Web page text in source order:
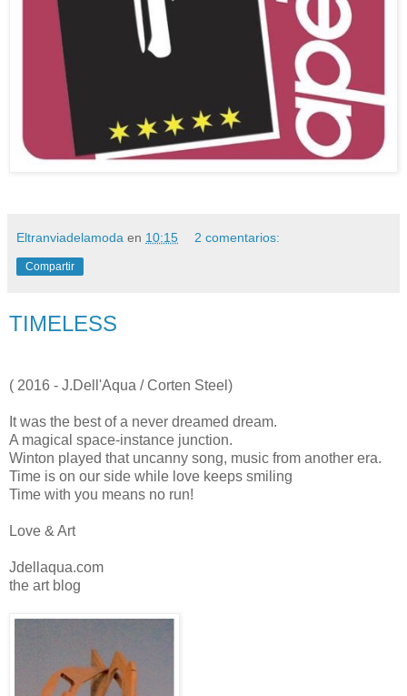
Eltranviadelamoda en 10:15 2 comentarios:
Compartir
TIMELESS
( 2016 - J.Dell'Aqua / Corten Steel)
It was the best of a never dreamed dream.
A magical space-instance junction.
Winton played that uncanny song, music from another era.
Time is on our side while love keeps smiling
Time with you means no run!
Love & Art
Jdellaqua.com
the art blog